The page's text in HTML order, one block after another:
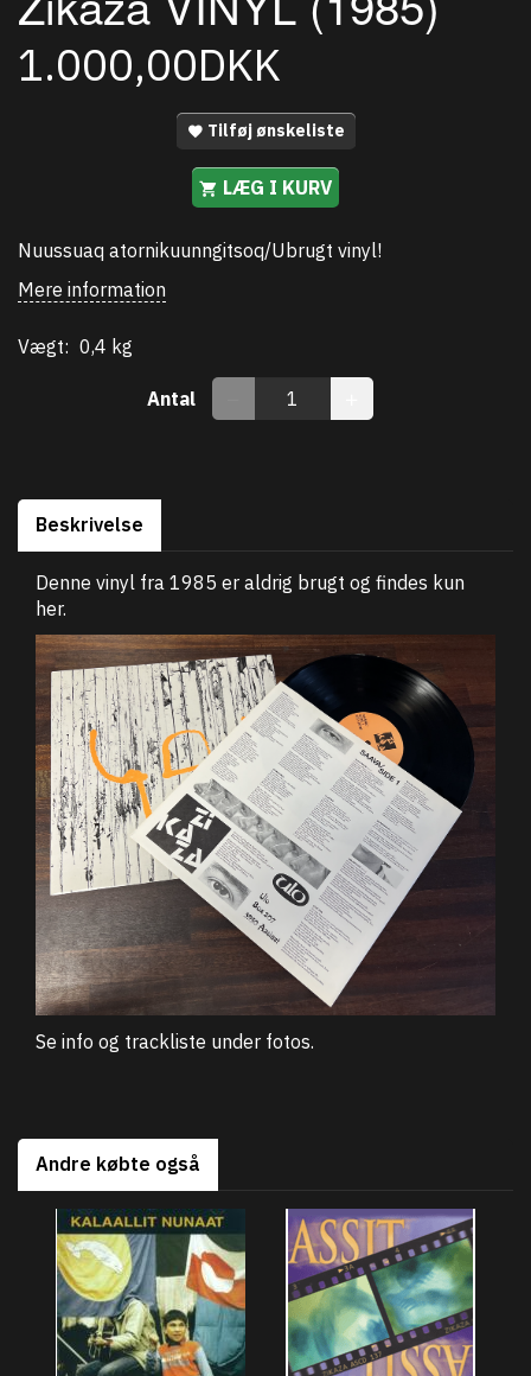
1.000,00DKK
Tilføj ønskeliste
LÆG I KURV
Nuussuaq atornikuunngitsoq/Ubrugt vinyl!
Mere information
Vægt: 0,4 kg
Antal
Beskrivelse
Denne vinyl fra 1985 er aldrig brugt og findes kun
her.
Se info og trackliste under fotos.
Andre købte også